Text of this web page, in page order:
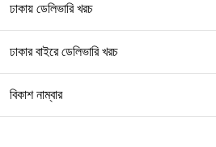
ঢাকায় ডেলিভারি খরচ
ঢাকার বাইরে ডেলিভারি খরচ
বিকাশ নাম্বার